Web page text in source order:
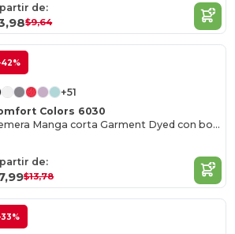
de:
$9,64
42%
+51
Colors 6030
Remera Manga corta Garment Dyed con bolsillo
de:
$13,78
33%